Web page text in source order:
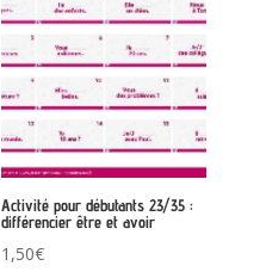
Activité pour débutants 23/35 :
différencier être et avoir
1,50€